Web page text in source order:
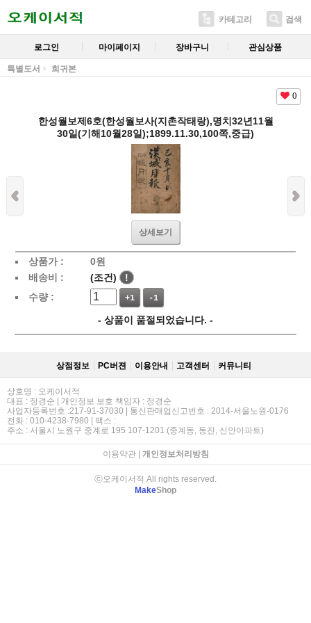
카테고리 검색
로그인 마이페이지 장바구니 관심상품
특별도서 희귀본
0
한성월보제6호(한성월보사(지촌작태랑),명치32년11월
30일(기해10월28일);1899.11.30,100쪽,중급)
상세보기
상품가 : 0원
배송비 :
(조건)
!
수량 :
+1 -1
- 상품이 품절되었습니다. -
상점정보 PC버젼 이용안내 고객센터 커뮤니티
상호명 : 오케이서적
대표 : 정경순 | 개인정보 보호 책임자 : 정경순
사업자등록번호 :217-91-37030 | 통신판매업신고번호 : 2014-서울노원-0176
전화 : 010-4238-7980 | 팩스 :
주소 : 서울시 노원구 중계로 195 107-1201 (중계동, 동진, 신안아파트)
이용약관| 개인정보처리방침
ⓒ오케이서적 All rights reserved.
MakeShop